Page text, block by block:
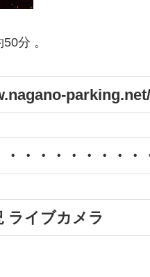
分 。
parking.net/
・・・・・・・・
ライブカメラ